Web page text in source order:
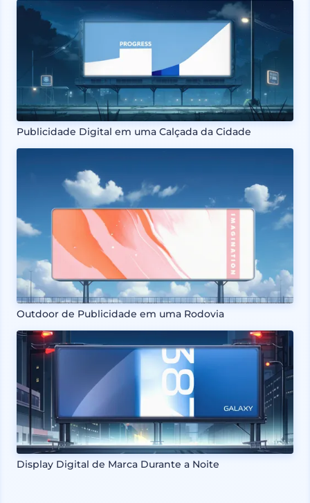
Publicidade Digital em uma Calçada da Cidade
Outdoor de Publicidade em uma Rodovia
Display Digital de Marca Durante a Noite